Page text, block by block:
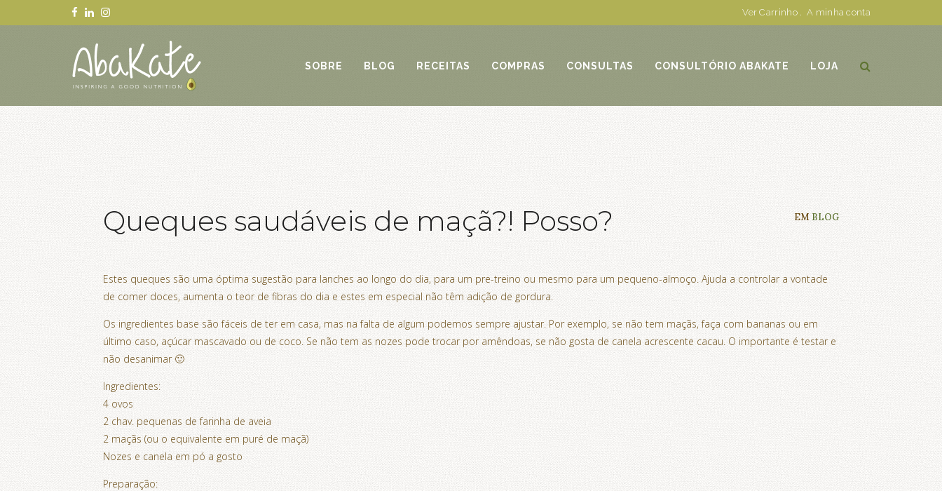
Ver Carrinho.A minha conta
SOBRE BLOG RECEITAS COMPRAS CONSULTAS CONSULTÓRIO ABAKATE LOJA
EM BLOG
Queques saudáveis de maçã?! Posso?
Estes queques são uma óptima sugestão para lanches ao longo do dia, para um pre-treino ou mesmo para um pequeno-almoço. Ajuda a controlar a vontade
de comer doces, aumenta o teor de fibras do dia e estes em especial não têm adição de gordura.
Os ingredientes base são fáceis de ter em casa, mas na falta de algum podemos sempre ajustar. Por exemplo, se não tem maçãs, faça com bananas ou em
último caso, açúcar mascavado ou de coco. Se não tem as nozes pode trocar por amêndoas, se não gosta de canela acrescente cacau. O importante é testar e
não desanimar 🙂
Ingredientes:
4 ovos
2 chav. pequenas de farinha de aveia
2 maçãs (ou o equivalente em puré de maçã)
Nozes e canela em pó a gosto
Preparação: